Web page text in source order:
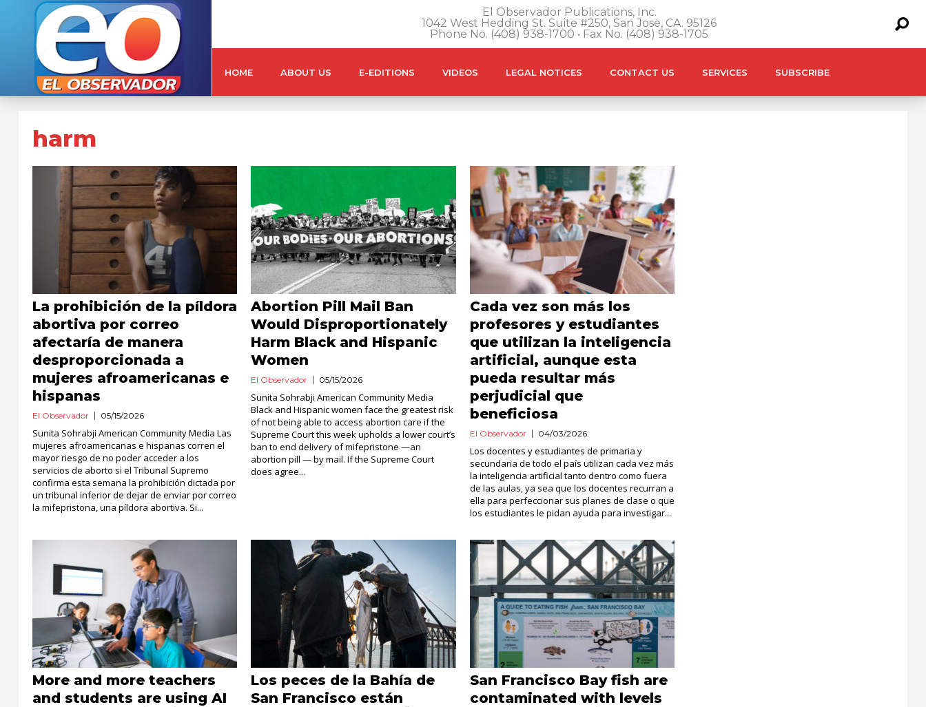
El Observador Publications, Inc.
1042 West Hedding St. Suite #250, San Jose, CA. 95126
Phone No. (408) 938-1700 • Fax No. (408) 938-1705
HOME ABOUT US E-EDITIONS VIDEOS LEGAL NOTICES CONTACT US SERVICES SUBSCRIBE
harm
La prohibición de la píldora
abortiva por correo
afectaría de manera
desproporcionada a
mujeres afroamericanas e
hispanas
El Observador 05/15/2026
Sunita Sohrabji American Community Media Las
mujeres afroamericanas e hispanas corren el
mayor riesgo de no poder acceder a los
servicios de aborto si el Tribunal Supremo
confirma esta semana la prohibición dictada por
un tribunal inferior de dejar de enviar por correo
la mifepristona, una píldora abortiva. Si...
Abortion Pill Mail Ban
Would Disproportionately
Harm Black and Hispanic
Women
El Observador 05/15/2026
Sunita Sohrabji American Community Media
Black and Hispanic women face the greatest risk
of not being able to access abortion care if the
Supreme Court this week upholds a lower court’s
ban to end delivery of mifepristone —an
abortion pill — by mail. If the Supreme Court
does agree...
Cada vez son más los
profesores y estudiantes
que utilizan la inteligencia
artificial, aunque esta
pueda resultar más
perjudicial que
beneficiosa
El Observador 04/03/2026
Los docentes y estudiantes de primaria y
secundaria de todo el país utilizan cada vez más
la inteligencia artificial tanto dentro como fuera
de las aulas, ya sea que los docentes recurran a
ella para perfeccionar sus planes de clase o que
los estudiantes le pidan ayuda para investigar...
More and more teachers
and students are using AI
Los peces de la Bahía de
San Francisco están
San Francisco Bay fish are
contaminated with levels